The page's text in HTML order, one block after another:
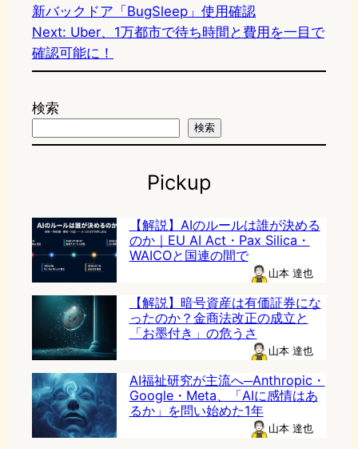
新バックドア「BugSleep」使用確認
Next: Uber、1万都市で待ち時間と費用を一目で
確認可能に！
検索
検索
Pickup
【解説】AIのルールは誰が決める
のか｜EU AI Act・Pax Silica・
WAICOと国連の間で
山本 達也
【解説】暗号資産は有価証券にな
ったのか？金商法改正の成立と
「お墨付き」の危うさ
山本 達也
AI福祉研究が主流へ─Anthropic・
Google・Meta、「AIに感情はあ
るか」を問い始めた1年
山本 達也